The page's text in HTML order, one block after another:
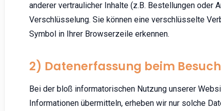
anderer vertraulicher Inhalte (z.B. Bestellungen oder
Verschlüsselung. Sie können eine verschlüsselte
Symbol in Ihrer Browserzeile erkennen.
2) Datenerfassung beim
Bei der bloß informatorischen Nutzung unserer
Informationen übermitteln, erheben wir nur solche